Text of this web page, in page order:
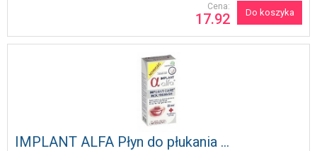
Do koszyka
Cena:
17.92
IMPLANT ALFA Płyn do płukania ...